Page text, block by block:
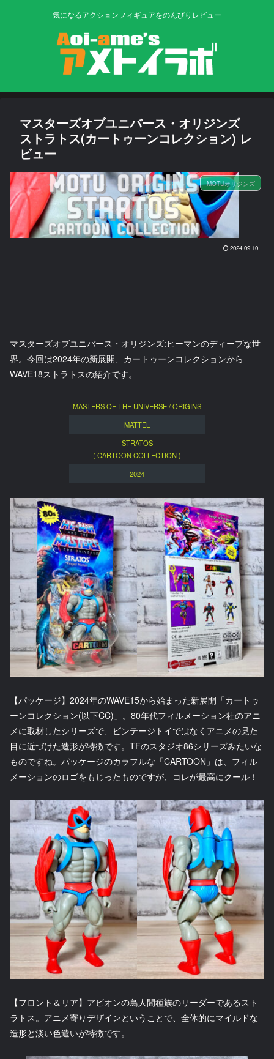
気になるアクションフィギュアをのんびりレビュー
マスターズオブユニバース・オリジンズ
ストラトス(カートゥーンコレクション) レ
ビュー
MOTUオリジンズ
2024.09.10
マスターズオブユニバース・オリジンズ:ヒーマンのディープな世
界。今回は2024年の新展開、カートゥーンコレクションから
WAVE18ストラトスの紹介です。
MASTERS OF THE UNIVERSE / ORIGINS
MATTEL
STRATOS
( CARTOON COLLECTION )
2024
【パッケージ】2024年のWAVE15から始まった新展開「カートゥ
ーンコレクション(以下CC)」。80年代フィルメーション社のアニ
メに取材したシリーズで、ビンテージトイではなくアニメの見た
目に近づけた造形が特徴です。TFのスタジオ86シリーズみたいな
ものですね。パッケージのカラフルな「CARTOON」は、フィル
メーションのロゴをもじったものですが、コレが最高にクール！
【フロント＆リア】アビオンの鳥人間種族のリーダーであるスト
ラトス。アニメ寄りデザインということで、全体的にマイルドな
造形と淡い色遣いが特徴です。